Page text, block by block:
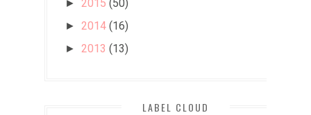
► 2015 (50)
► 2014 (16)
► 2013 (13)
LABEL CLOUD